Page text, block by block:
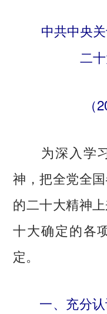
中共中央
二
（
为深入学习
神，把全党全
的二十大精神
十大确定的各
定。
一、充分认